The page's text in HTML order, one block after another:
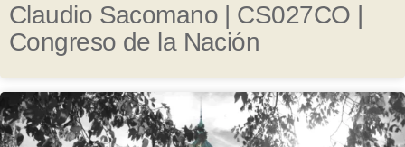
Claudio Sacomano | CS027CO |
Congreso de la Nación